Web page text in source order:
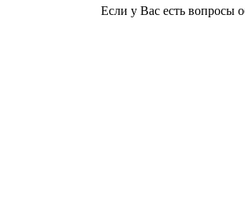
Если у Вас есть вопросы